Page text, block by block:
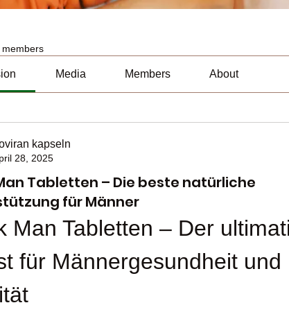
Media Members About
kapseln
28, 2025
Tabletten – Die beste natürliche
für Männer
Man Tabletten – Der
für Männergesundheit und